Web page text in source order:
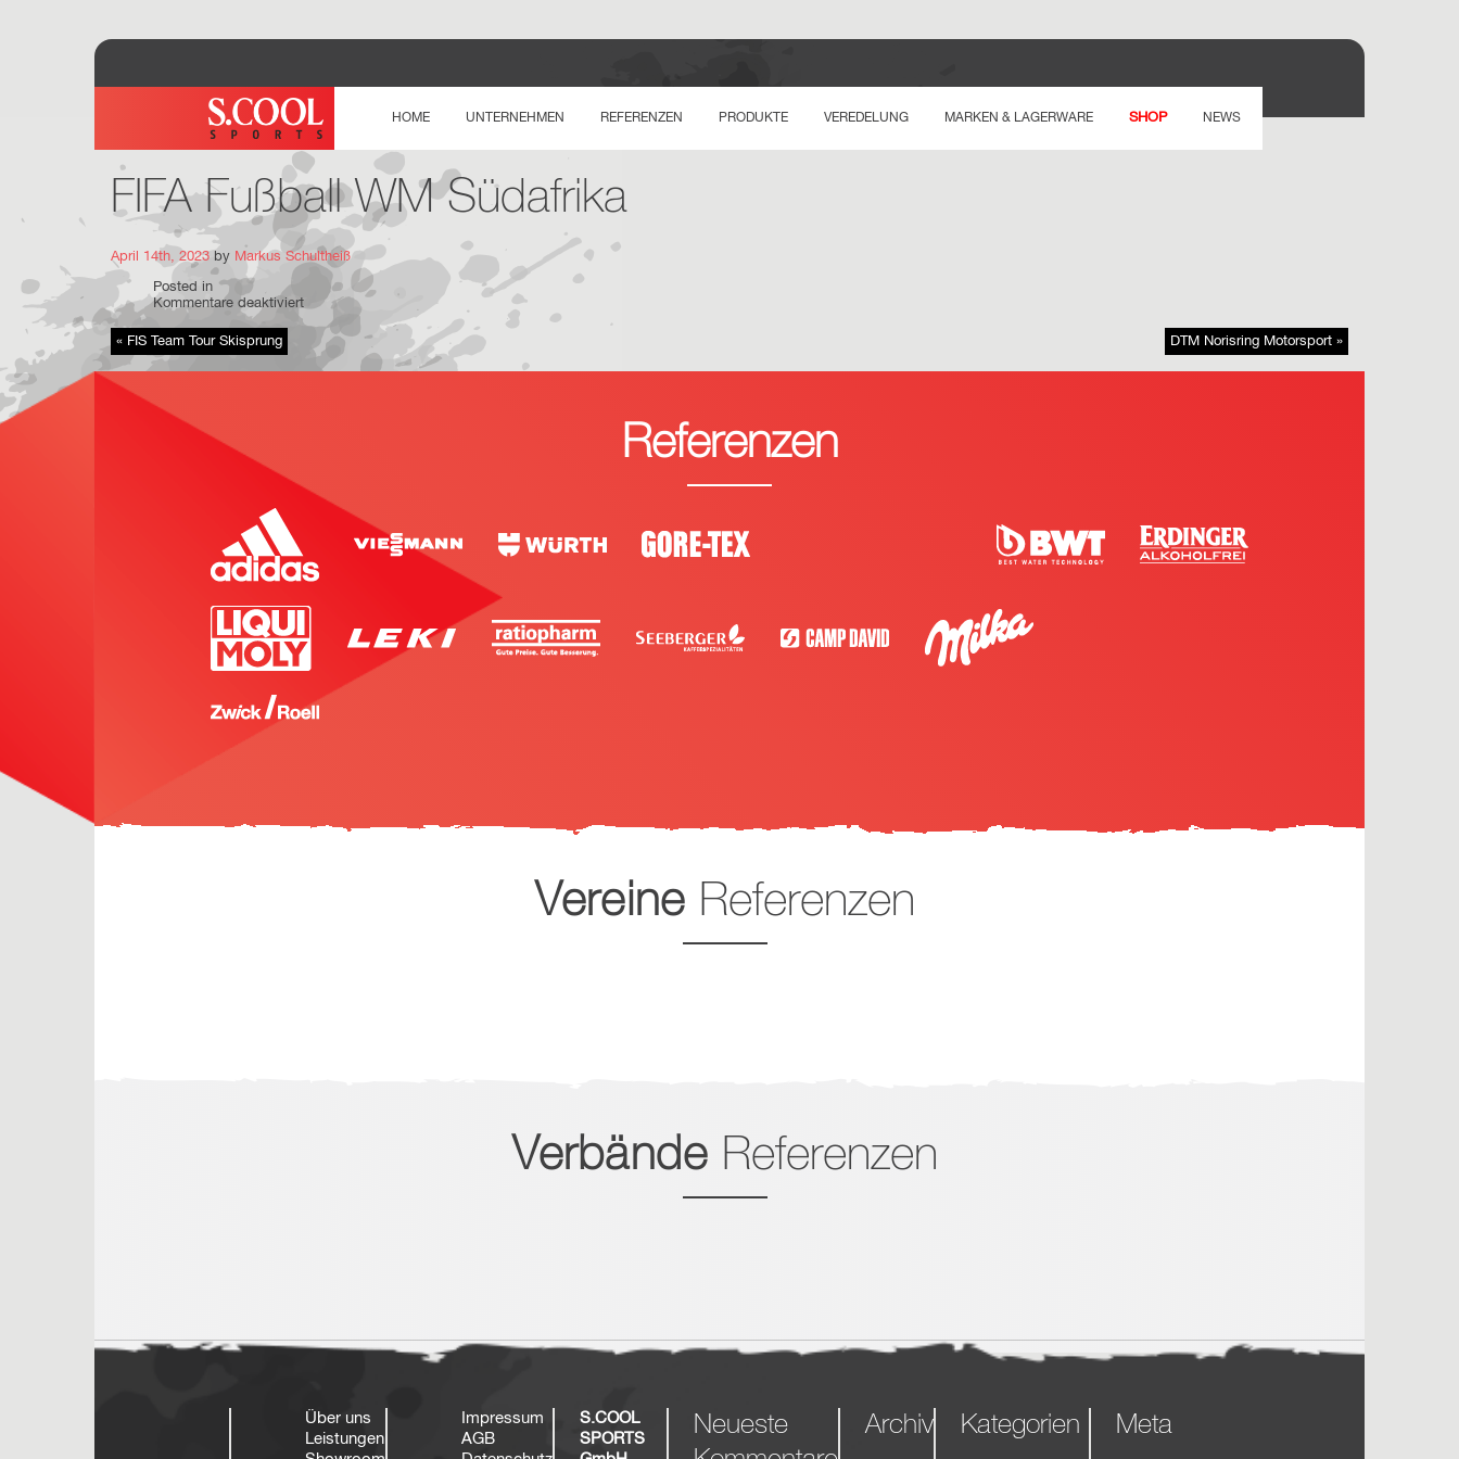
HOME UNTERNEHMEN REFERENZEN PRODUKTE VEREDELUNG MARKEN & LAGERWARE SHOP NEWS
FIFA Fußball WM Südafrika
April 14th, 2023 by Markus Schultheiß
Posted in
Kommentare deaktiviertfür
Fußball
WM
Südafrika
DTM Norisring Motorsport »
« FIS Team Tour Skisprung
Referenzen
Vereine Referenzen
Verbände Referenzen
Über uns
Leistungen
Impressum
AGB
S.COOL
SPORTS
Neueste
Archiv Kategorien Meta